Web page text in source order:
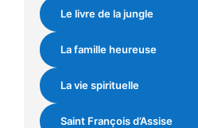
Le livre de la jungle
La famille heureuse
La vie spirituelle
Saint François d’Assise